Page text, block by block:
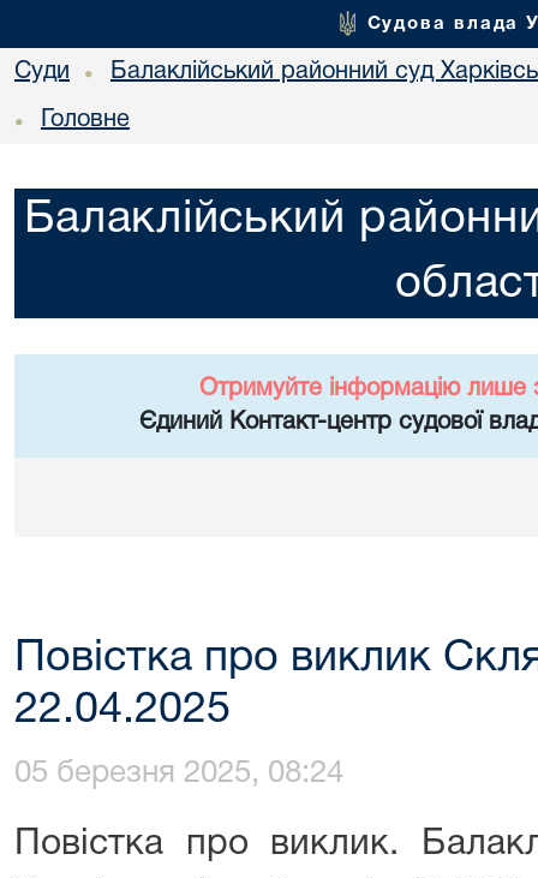
Судова влада
Суди • Балаклійський районний суд
• Головне
Балаклійський
Отримуйте інформацію лише
Єдиний Контакт-центр судової
Повістка про виклик
22.04.2025
05 березня 2025, 08:24
Повістка про виклик.